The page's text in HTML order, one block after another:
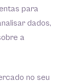
para
dados,
a
no seu